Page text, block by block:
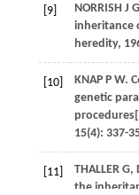
[9] NORRISH J G
inheritance
heredity,
[10] KNAP P W.
genetic
15(4): 337-
[11] THALLER G,
the